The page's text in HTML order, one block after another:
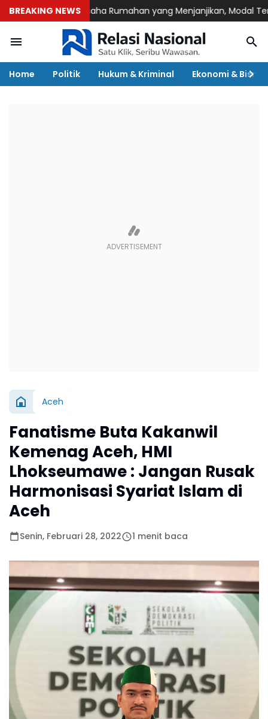
BREAKING NEWS
7 Ide Usaha Rumahan yang Menjanjikan, Modal Terjangkau
Home Politik Hukum & Kriminal Ekonomi & Bisnis
Aceh
Fanatisme Buta Kakanwil
Kemenag Aceh, HMI
Lhokseumawe : Jangan Rusak
Harmonisasi Syariat Islam di
Aceh
Senin, Februari 28, 2022 1 menit baca